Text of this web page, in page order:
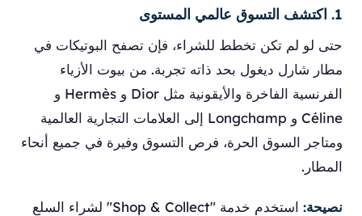
1. اكتشف التسوق عالمي المستوى
حتى لو لم تكن تخطط للشراء، فإن تصفح البوتيكات في
مطار شارل ديغول بحد ذاته تجربة. من بيوت الأزياء
الفرنسية الفاخرة والأيقونية مثل Dior و Hermès و
Céline و Longchamp إلى العلامات التجارية العالمية
ومتاجر السوق الحرة، فرص التسوق وفيرة في جميع أنحاء
المطار.
نصيحة:
استخدم خدمة "Shop & Collect" لشراء السلع